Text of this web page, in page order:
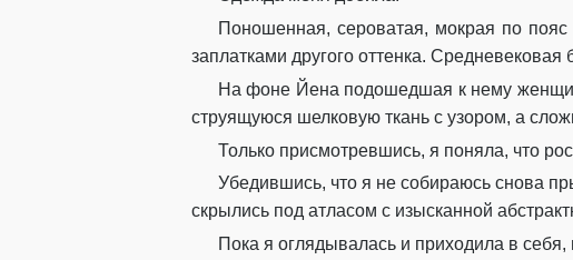
Поношенная, сероватая, мокрая по
заплатками другого оттенка. Средневековая
На фоне Йена подошедшая к нему
струящуюся шелковую ткань с узором, а
Только присмотревшись, я поняла, что
Убедившись, что я не собираюсь снова
скрылись под атласом с изысканной
Пока я оглядывалась и приходила в